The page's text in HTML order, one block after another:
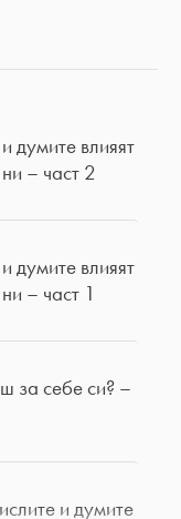
думите влияят
– част 2
думите влияят
– част 1
за себе си? –
и думите